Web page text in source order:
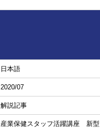
日本語
2020/07
解説記事
産業保健スタッフ活躍講座 新